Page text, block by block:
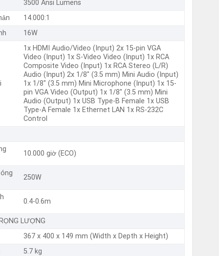
3500 Ansi Lumens
14.000:1
16W
1x HDMI Audio/Video (Input) 2x 15-pin VGA
Video (Input) 1x S-Video Video (Input) 1x RCA
Composite Video (Input) 1x RCA Stereo (L/R)
Audio (Input) 2x 1/8" (3.5 mm) Mini Audio (Input)
1x 1/8" (3.5 mm) Mini Microphone (Input) 1x 15-
pin VGA Video (Output) 1x 1/8" (3.5 mm) Mini
Audio (Output) 1x USB Type-B Female 1x USB
Type-A Female 1x Ethernet LAN 1x RS-232C
Control
10.000 giờ (ECO)
250W
0.4-0.6m
LƯỢNG
367‎ x 400 x 149 mm (Width x Depth x Height)
5.7 kg